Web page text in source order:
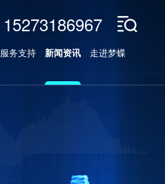
15273186967
服务支持 新闻资讯 走进梦蝶